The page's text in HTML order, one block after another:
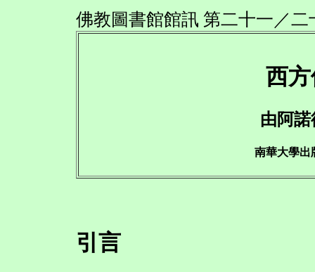
佛教圖書館館訊 第二十一／二
西
由阿
南華大學
引言